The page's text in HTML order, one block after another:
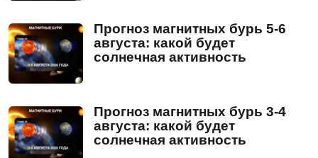
Прогноз магнитных бурь 5-6
августа: какой будет
солнечная активность
Прогноз магнитных бурь 3-4
августа: какой будет
солнечная активность